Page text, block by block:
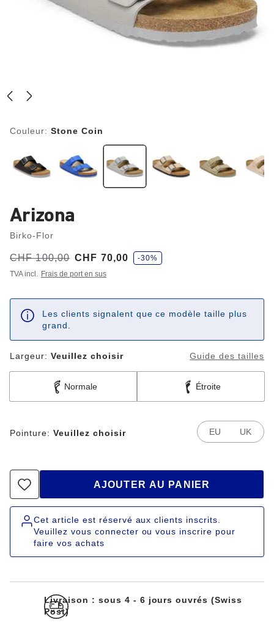
Couleur: Stone Coin
Arizona
Birko-Flor
Avant:
CHF 100,00
à CHF 70,00
é
c
o
n
i
-30%
TVA incl. Frais de port en sus
Les clients signalent que ce modèle taille plus
grand.
Largeur: Veuillez choisir Guide des tailles
Normale Étroite
Pointure: Veuillez choisir EU UK
AJOUTER AU PANIER
Cet article est réservé aux clients inscrits.
Veuillez vous connecter ou vous inscrire pour
faire vos achats
Livraison : sous 4 - 6 jours ouvrés (Swiss
Post)